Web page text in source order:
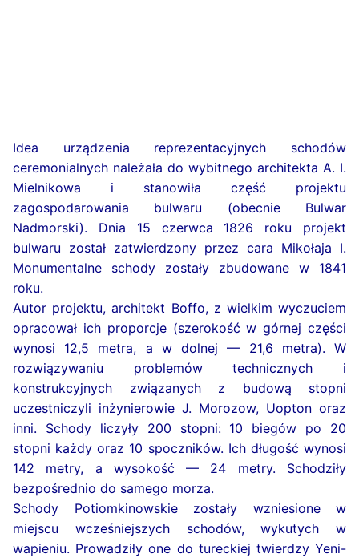
Idea urządzenia reprezentacyjnych schodów
ceremonialnych należała do wybitnego architekta A. I.
Mielnikowa i stanowiła część projektu
zagospodarowania bulwaru (obecnie Bulwar
Nadmorski). Dnia 15 czerwca 1826 roku projekt
bulwaru został zatwierdzony przez cara Mikołaja I.
Monumentalne schody zostały zbudowane w 1841
roku.
Autor projektu, architekt Boffo, z wielkim wyczuciem
opracował ich proporcje (szerokość w górnej części
wynosi 12,5 metra, a w dolnej — 21,6 metra). W
rozwiązywaniu problemów technicznych i
konstrukcyjnych związanych z budową stopni
uczestniczyli inżynierowie J. Morozow, Uopton oraz
inni. Schody liczyły 200 stopni: 10 biegów po 20
stopni każdy oraz 10 spoczników. Ich długość wynosi
142 metry, a wysokość — 24 metry. Schodziły
bezpośrednio do samego morza.
Schody Potiomkinowskie zostały wzniesione w
miejscu wcześniejszych schodów, wykutych w
wapieniu. Prowadziły one do tureckiej twierdzy Yeni-